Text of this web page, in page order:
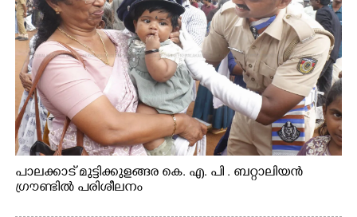
പാലക്കാട് മുട്ടിക്കുളങ്ങര കെ. എ. പി . ബറ്റാലിയൻ
ഗ്രൗണ്ടിൽ പരിശീലനം